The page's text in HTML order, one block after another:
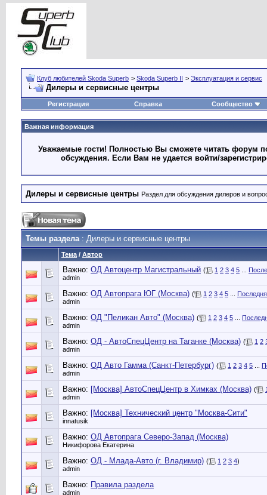
Клуб любителей Skoda Superb > Skoda Superb II > Эксплуатация и сервис
Дилеры и сервисные центры
Регистрация Справка Сообщество
Важная информация
Уважаемые гости! Полностью Вы сможете читать форум
обсуждения. Если Вам не удается войти/
Дилеры и сервисные центры Раздел для обсуждения дилеров и
Темы раздела: Дилеры и сервисные центры
Тема / Автор
Важно: ОД Автоцентр Магистральный ( 1 2 3 4 5
admin
Важно: ОД Автопрага ЮГ (Москва) ( 1 2 3 4 5
admin
Важно: ОД "Пеликан Авто" (Москва) ( 1 2 3 4 5
admin
Важно: ОД - АвтоСпецЦентр на Таганке (Москва) ( 1 2
admin
Важно: ОД Авто Гамма (Санкт-Петербург) ( 1 2 3 4 5
admin
Важно: [Москва] АвтоСпецЦентр в Химках (Москва) (
admin
Важно: [Москва] Технический центр "Москва-Сити"
innatusik
Важно: ОД Автопрага Северо-Запад (Москва)
Никифорова Екатерина
Важно: ОД - Млада-Авто (г. Владимир) ( 1 2 3 4)
admin
Важно: Правила раздела
admin